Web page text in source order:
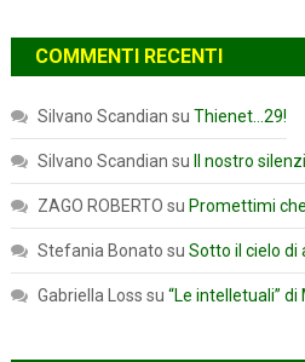
COMMENTI RECENTI
Silvano Scandian su Thienet…29!
Silvano Scandian su Il nostro
ZAGO ROBERTO su Promettimi
Stefania Bonato su Sotto il cielo di
Gabriella Loss su “Le intelletuali”